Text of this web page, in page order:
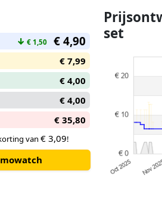
↓ € 1,50 € 4,90
€ 7,99
€ 4,00
€ 4,00
€ 35,80
van € 3,09!
set